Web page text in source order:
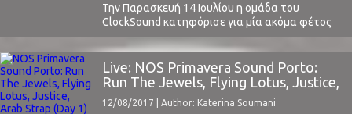
Την Παρασκευή 14 Ιουλίου η ομάδα του
ClockSound κατηφόρισε για μία ακόμα φέτος
στην Πλατεία Νερού για να παρακολουθήσει τη
δεύτερη ημέρα του φετινού Ejekt Festival. Στις
24 Ιουνίου είχε πραγματοποιηθεί η πρώτη
ημέρα του festival, τις εντυπώσεις μας για την
οποία μπορείτε να διαβάσετε εδώ. Η αλήθεια
είναι ότι ...
Live: NOS Primavera Sound Porto:
Run The Jewels, Flying Lotus, Justice,
Arab Strap (Day 1)
12/08/2017 | Author: Katerina Soumani